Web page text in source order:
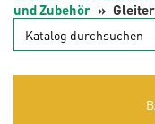
und Zubehör
Katalog
durchsuchen